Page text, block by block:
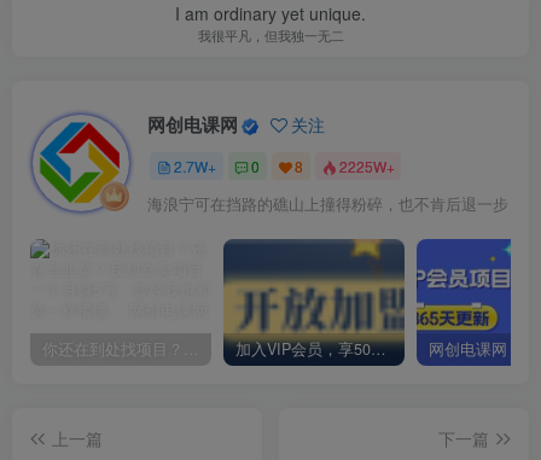
I am ordinary yet unique.
我很平凡，但我独一无二
网创电课网 关注
2.7W+ 0 8 2225W+
海浪宁可在挡路的礁山上撞得粉碎，也不肯后退一步
你还在到处找项目？还在当韭菜？我却靠卖项目一个月赚5万，曾经我也和你一样懵懂。 加入VIP会员，享50%的推广提成，免费学习多种网上创业课程，菜鸟秒变大神！
上一篇
下一篇